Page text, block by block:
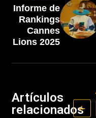
Informe de
Rankings
Cannes
Lions 2025
Artículos
relacionados